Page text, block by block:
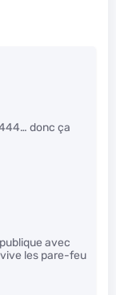
donc ça
avec
les pare-feu